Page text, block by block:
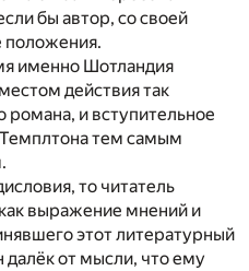
бы автор, со своей
положения.
именно Шотландия
действия так
романа, и вступительное
тем самым
то читатель
выражение мнений и
этот литературный
далёк от мысли, что ему